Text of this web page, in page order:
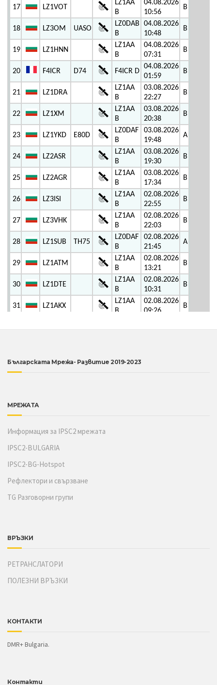
Българската Мрежа- Развитие 2019-2023
МРЕЖАТА
Информация за IPSC2 мрежата
IPSC2-BULGARIA
IPSC2-BG-Hotspot
Рефлектори и свързване
TG Разговорни групи
ВРЪЗКИ
РЕТРАНСЛАТОРИ
ПОЛЕЗНИ ВРЪЗКИ
КОНТАКТИ
DMR+ Bulgaria.
Контакти